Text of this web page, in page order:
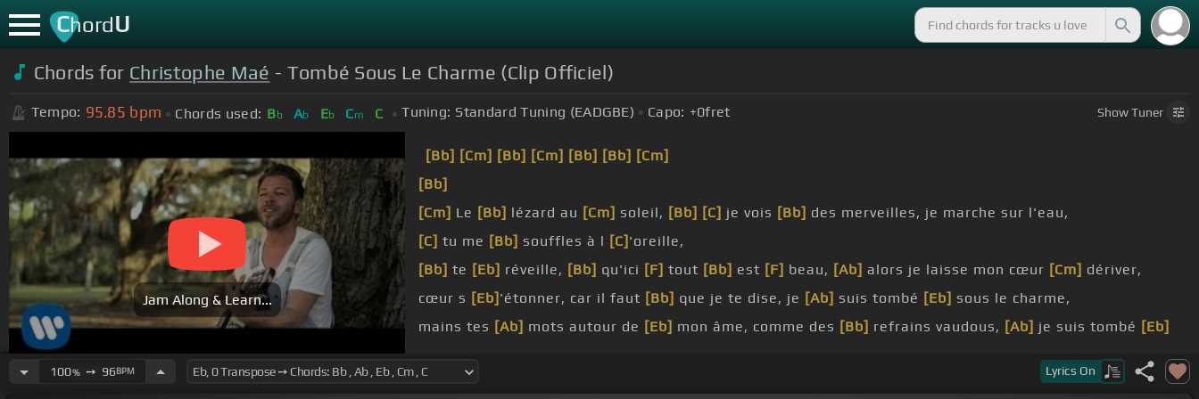
ChordU
Chords for Christophe Maé - Tombé Sous Le Charme (Clip Officiel)
Tempo: 95.85 bpm Chords used: Bb Ab Eb Cm C Tuning: Standard Tuning (EADGBE) Capo: +0fret ShowTuner
Jam Along & Learn...
[Bb] [Cm] [Bb] [Cm] [Bb] [Bb] [Cm]
[Bb]
[Cm] Le [Bb] lézard au [Cm] soleil, [Bb] [C] je vois [Bb] des merveilles, je marche sur l'eau,
[C] tu me [Bb] souffles à l [C] 'oreille,
[Bb] te [Eb] réveille, [Bb] qu'ici [F] tout [Bb] est [F] beau, [Ab] alors je laisse mon cœur [Cm] dériver,
cœur s [Eb] 'étonner, car il faut [Bb] que je te dise, je [Ab] suis tombé [Eb] sous le charme,
mains tes [Ab] mots autour de [Eb] mon âme, comme des [Bb] refrains vaudous, [Ab] je suis tombé [Eb]
le bâillement,
100%➙ 96BPM Lyrics On